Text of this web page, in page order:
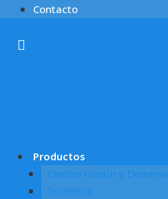
Contacto
Productos
Combo Hostin y Dominio
Dominios